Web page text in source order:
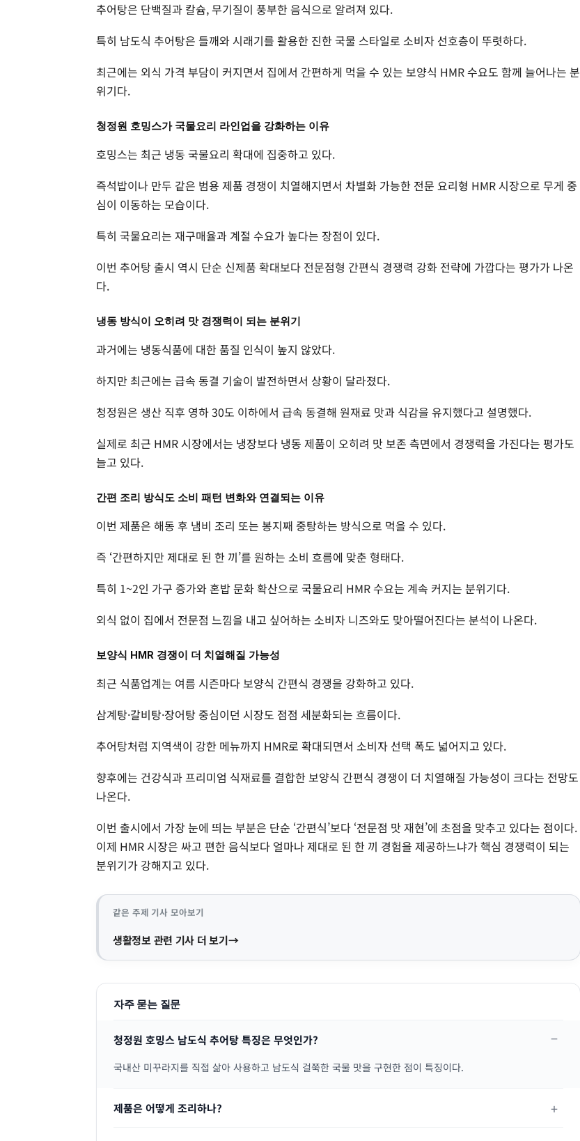
추어탕은 단백질과 칼슘, 무기질이 풍부한 음식으로 알려져 있다.
특히 남도식 추어탕은 들깨와 시래기를 활용한 진한 국물 스타일로 소비자 선호층이 뚜렷하다.
최근에는 외식 가격 부담이 커지면서 집에서 간편하게 먹을 수 있는 보양식 HMR 수요도 함께 늘어나는 분
위기다.
청정원 호밍스가 국물요리 라인업을 강화하는 이유
호밍스는 최근 냉동 국물요리 확대에 집중하고 있다.
즉석밥이나 만두 같은 범용 제품 경쟁이 치열해지면서 차별화 가능한 전문 요리형 HMR 시장으로 무게 중
심이 이동하는 모습이다.
특히 국물요리는 재구매율과 계절 수요가 높다는 장점이 있다.
이번 추어탕 출시 역시 단순 신제품 확대보다 전문점형 간편식 경쟁력 강화 전략에 가깝다는 평가가 나온
다.
냉동 방식이 오히려 맛 경쟁력이 되는 분위기
과거에는 냉동식품에 대한 품질 인식이 높지 않았다.
하지만 최근에는 급속 동결 기술이 발전하면서 상황이 달라졌다.
청정원은 생산 직후 영하 30도 이하에서 급속 동결해 원재료 맛과 식감을 유지했다고 설명했다.
실제로 최근 HMR 시장에서는 냉장보다 냉동 제품이 오히려 맛 보존 측면에서 경쟁력을 가진다는 평가도
늘고 있다.
간편 조리 방식도 소비 패턴 변화와 연결되는 이유
이번 제품은 해동 후 냄비 조리 또는 봉지째 중탕하는 방식으로 먹을 수 있다.
즉 ‘간편하지만 제대로 된 한 끼’를 원하는 소비 흐름에 맞춘 형태다.
특히 1~2인 가구 증가와 혼밥 문화 확산으로 국물요리 HMR 수요는 계속 커지는 분위기다.
외식 없이 집에서 전문점 느낌을 내고 싶어하는 소비자 니즈와도 맞아떨어진다는 분석이 나온다.
보양식 HMR 경쟁이 더 치열해질 가능성
최근 식품업계는 여름 시즌마다 보양식 간편식 경쟁을 강화하고 있다.
삼계탕·갈비탕·장어탕 중심이던 시장도 점점 세분화되는 흐름이다.
추어탕처럼 지역색이 강한 메뉴까지 HMR로 확대되면서 소비자 선택 폭도 넓어지고 있다.
향후에는 건강식과 프리미엄 식재료를 결합한 보양식 간편식 경쟁이 더 치열해질 가능성이 크다는 전망도
나온다.
이번 출시에서 가장 눈에 띄는 부분은 단순 ‘간편식’보다 ‘전문점 맛 재현’에 초점을 맞추고 있다는 점이다.
이제 HMR 시장은 싸고 편한 음식보다 얼마나 제대로 된 한 끼 경험을 제공하느냐가 핵심 경쟁력이 되는
분위기가 강해지고 있다.
같은 주제 기사 모아보기
생활정보 관련 기사 더 보기
자주 묻는 질문
청정원 호밍스 남도식 추어탕 특징은 무엇인가?
국내산 미꾸라지를 직접 삶아 사용하고 남도식 걸쭉한 국물 맛을 구현한 점이 특징이다.
제품은 어떻게 조리하나?